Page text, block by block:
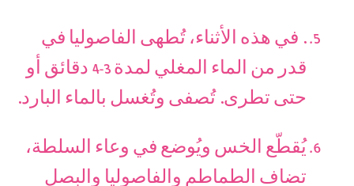
. في هذه الأثناء، تُطهى الفاصوليا في
قدر من الماء المغلي لمدة 3-4 دقائق أو
حتى تطرى. تُصفى وتُغسل بالماء البارد.
يُقطّع الخس ويُوضع في وعاء السلطة،
تضاف الطماطم والفاصوليا والبصل